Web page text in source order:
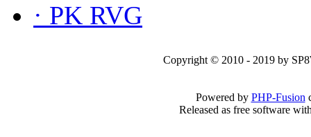
· PK RVG
Copyright © 2010 - 2019 by
Powered by PHP-Fusion
Released as free software